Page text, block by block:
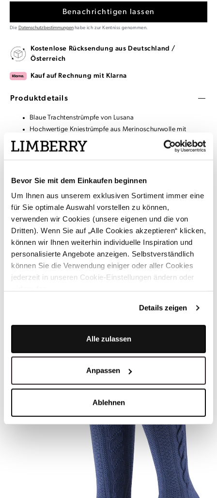
Bevor Sie mit dem Einkaufen beginnen
Um Ihnen aus unserem exklusiven Sortiment immer eine
für Sie optimale Auswahl vorstellen zu können,
verwenden wir Cookies (unsere eigenen und die von
Dritten). Wenn Sie auf „Alle Cookies akzeptieren“ klicken,
können wir Ihnen weiterhin individuelle Inspiration und
personalisierte Angebote anzeigen. Selbstverständlich
können Sie die Verwendung einiger oder aller Cookies
jederzeit in unseren Cookie-Einstellungen ändern oder
Details zeigen
Alle zulassen
Anpassen
Ablehnen
Benachrichtigen lassen
Die Datenschutzbestimmungenhabe ich zur Kentniss genommen.
Kostenlose Rücksendung aus Deutschland /
Österreich
Kauf auf Rechnung mit Klarna
Produktdetails
Blaue Trachtenstrümpfe von Lusana
Hochwertige Kniestrümpfe aus Merinoschurwolle mit
handgezogenem Zopfmuster
Grün-weißes Ringelmuster am Bund
Rückgabe / Umtausch: Aus hygienischen Gründen ist eine
möglich
Material & Pflege
Versand & Rückgabe